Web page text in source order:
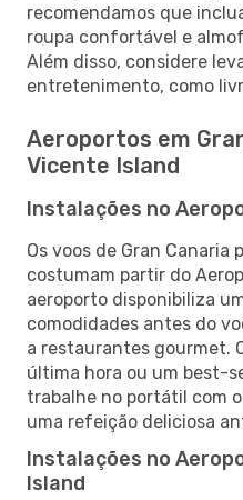
recomendamos que
roupa confortável e
Além disso, considere
entretenimento, como
Aeroportos em
Vicente Island
Instalações no
Os voos de Gran Canaria
costumam partir do
aeroporto disponibiliza
comodidades antes do
a restaurantes gourmet.
última hora ou um best-
trabalhe no portátil com
uma refeição deliciosa
Instalações no
Island